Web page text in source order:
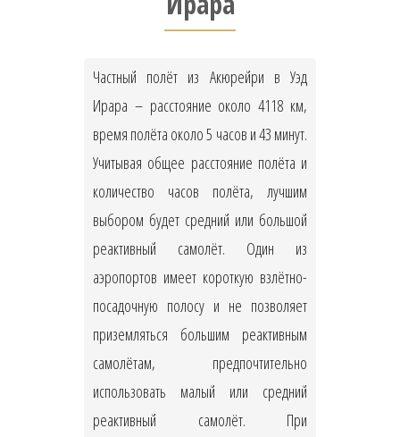
Частный полёт из Акюрейри в Уэд
Ирара – расстояние около 4118 км,
время полёта около 5 часов и 43 минут.
Учитывая общее расстояние полёта и
количество часов полёта, лучшим
выбором будет средний или большой
реактивный самолёт. Один из
аэропортов имеет короткую взлётно-
посадочную полосу и не позволяет
приземляться большим реактивным
самолётам, предпочтительно
использовать малый или средний
реактивный самолёт. При